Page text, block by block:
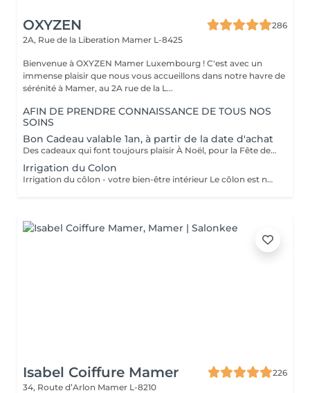
OXYZEN
286
2A, Rue de la Liberation Mamer L-8425
Bienvenue à OXYZEN Mamer Luxembourg ! C'est avec un
immense plaisir que nous vous accueillons dans notre havre de
sérénité à Mamer, au 2A rue de la L...
AFIN DE PRENDRE CONNAISSANCE DE TOUS NOS
SOINS
Bon Cadeau valable 1an, à partir de la date d'achat
Des cadeaux qui font toujours plaisir À Noël, pour la Fête des Mères, des Pères, des Grands-Mères, la Saint-Valentin, un anniversaire ou simplement pour faire plaisir : les bons cadeaux OXYZEN sont l'attention idéale. Offrez à vos proches une véritable expérience de bien-être inoubliable. * Vous pouvez acheter vos bons cadeaux directement en ligne sur Salonkee, de façon simple et sécurisée. * Vous pouvez également les commander via notre site internet : https://www.oxyzen.lu Sur notre site, vous avez la possibilité de recevoir un bon cadeau personnalisé, prêt à être imprimé, utilisable immédiatement. Nos bons cadeaux sont valides 1 an à compter de leur date d'achat. Ils peuvent être envoyés par courrier à l'adresse de votre choix ou reçus par mail immédiatement après validation de votre achat . Et si vous préférez le contact direct, il est aussi possible de venir les récupérer en mains propres sur rendez-vous.
Irrigation du Colon
Irrigation du côlon - votre bien-être intérieur Le côlon est notre deuxième cerveau : pour une véritable harmonie, il est essentiel de prendre soin à la fois de son mental et de sa digestion. Une séance se déroule en deux temps : - Un échange personnalisé sur votre hygiène de vie, afin de vous donner des conseils alimentaires adaptés.( + ou - 30 minutes) - La séance d'irrigation ( + ou - 45 minutes), réalisée en douceur avec un appareil spécialisé, pour purifier et régénérer votre système digestif. Bienfaits : * Soulage ballonnements et lourdeurs * Améliore le transit * Élimine gaz et fermentations * Favorise une flore intestinale équilibrée * Apporte légèreté, vitalité et détente L'extérieur reflète l'intérieur : une peau lumineuse et un bien-être visible commencent par un côlon équilibré. Pour plus d'informations, consultez notre site : https://www.oxyzen.lu/massages/irrigation-du-colon.html
Isabel Coiffure Mamer
226
34, Route d’Arlon Mamer L-8210